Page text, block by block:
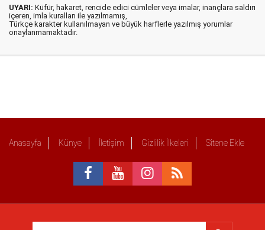
UYARI: Küfür, hakaret, rencide edici cümleler veya imalar, inançlara saldırı
içeren, imla kuralları ile yazılmamış,
Türkçe karakter kullanılmayan ve büyük harflerle yazılmış yorumlar
onaylanmamaktadır.
Anasayfa Künye İletişim Gizlilik İlkeleri Sitene Ekle